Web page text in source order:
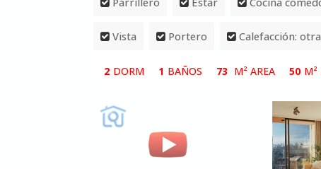
Vista Portero Calefacción:
2 DORM 1 BAÑOS 73 M² AREA 50 M²